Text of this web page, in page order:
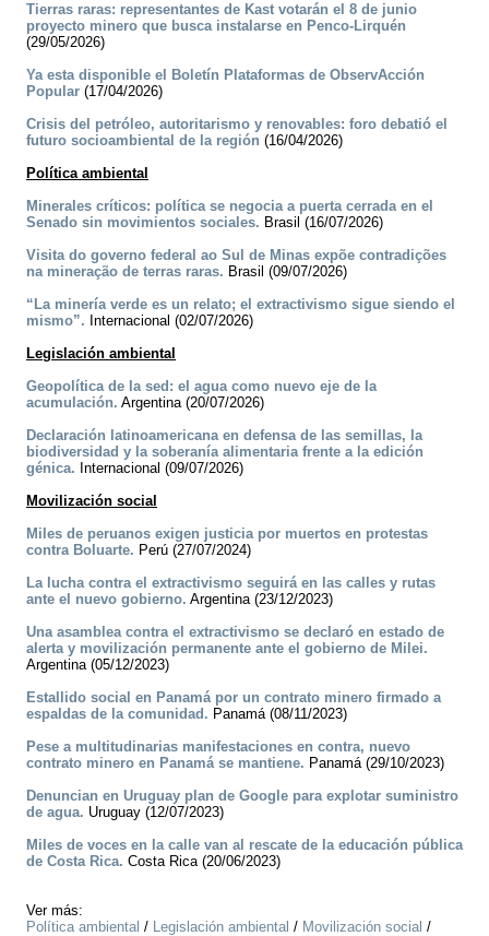
Tierras raras: representantes de Kast votarán el 8 de junio
proyecto minero que busca instalarse en Penco-Lirquén
(29/05/2026)
Ya esta disponible el Boletín Plataformas de ObservAcción
Popular (17/04/2026)
Crisis del petróleo, autoritarismo y renovables: foro debatió el
futuro socioambiental de la región (16/04/2026)
Política ambiental
Minerales críticos: política se negocia a puerta cerrada en el
Senado sin movimientos sociales. Brasil (16/07/2026)
Visita do governo federal ao Sul de Minas expõe contradições
na mineração de terras raras. Brasil (09/07/2026)
“La minería verde es un relato; el extractivismo sigue siendo el
mismo”. Internacional (02/07/2026)
Legislación ambiental
Geopolítica de la sed: el agua como nuevo eje de la
acumulación. Argentina (20/07/2026)
Declaración latinoamericana en defensa de las semillas, la
biodiversidad y la soberanía alimentaria frente a la edición
génica. Internacional (09/07/2026)
Movilización social
Miles de peruanos exigen justicia por muertos en protestas
contra Boluarte. Perú (27/07/2024)
La lucha contra el extractivismo seguirá en las calles y rutas
ante el nuevo gobierno. Argentina (23/12/2023)
Una asamblea contra el extractivismo se declaró en estado de
alerta y movilización permanente ante el gobierno de Milei.
Argentina (05/12/2023)
Estallido social en Panamá por un contrato minero firmado a
espaldas de la comunidad. Panamá (08/11/2023)
Pese a multitudinarias manifestaciones en contra, nuevo
contrato minero en Panamá se mantiene. Panamá (29/10/2023)
Denuncian en Uruguay plan de Google para explotar suministro
de agua. Uruguay (12/07/2023)
Miles de voces en la calle van al rescate de la educación pública
de Costa Rica. Costa Rica (20/06/2023)
Ver más:
Política ambiental / Legislación ambiental / Movilización social /